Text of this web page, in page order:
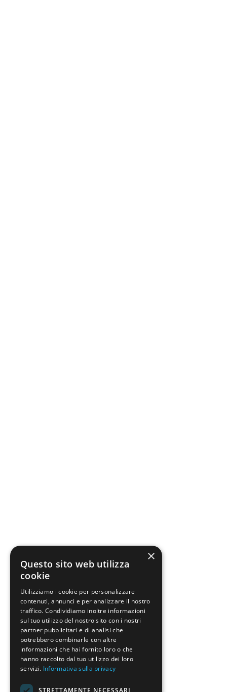
×
Questo sito web utilizza
cookie
Utilizziamo i cookie per personalizzare
contenuti, annunci e per analizzare il nostro
traffico. Condividiamo inoltre informazioni
sul tuo utilizzo del nostro sito con i nostri
partner pubblicitari e di analisi che
potrebbero combinarle con altre
informazioni che hai fornito loro o che
hanno raccolto dal tuo utilizzo dei loro
servizi. Informativa sulla privacy
STRETTAMENTE NECESSARI